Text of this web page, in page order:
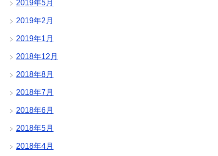
2019年5月
2019年2月
2019年1月
2018年12月
2018年8月
2018年7月
2018年6月
2018年5月
2018年4月